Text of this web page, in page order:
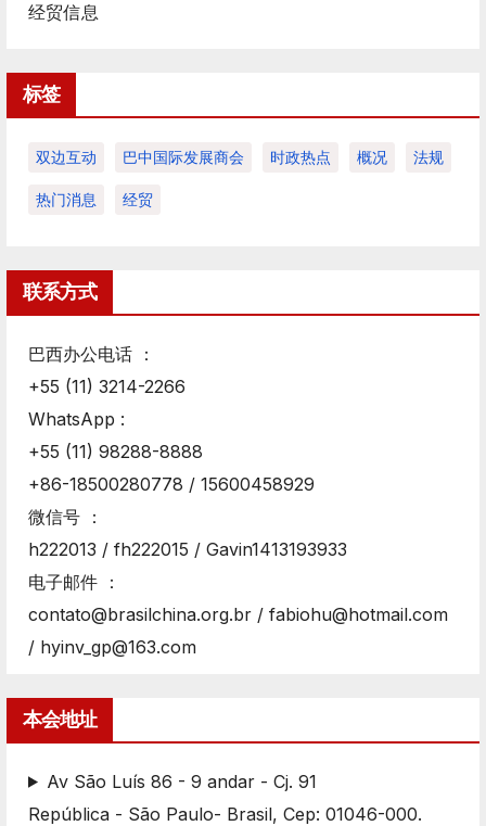
经贸信息
标签
双边互动 巴中国际发展商会 时政热点 概况 法规
热门消息 经贸
联系方式
巴西办公电话 ：
+55 (11) 3214-2266
WhatsApp :
+55 (11) 98288-8888
+86-18500280778 / 15600458929
微信号 ：
h222013 / fh222015 / Gavin1413193933
电子邮件 ：
contato@brasilchina.org.br / fabiohu@hotmail.com
/ hyinv_gp@163.com
本会地址
Av São Luís 86 - 9 andar - Cj. 91
República - São Paulo- Brasil, Cep: 01046-000.